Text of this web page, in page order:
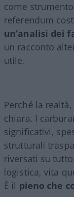
come
referendum
un’analisi dei
un racconto
utile.
Perché la
chiara. I
significativi,
strutturali
riversati su
logistica, vita
È il pieno che